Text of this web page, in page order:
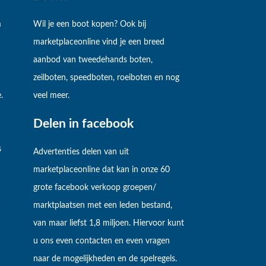
Wil je een boot kopen? Ook bij
marketplaceonline vind je een breed
aanbod van tweedehands boten,
zeilboten, speedboten, roeiboten en nog
veel meer.
Delen in facebook
Advertenties delen van uit
marketplaceonline dat kan in onze 60
grote facebook verkoop groepen/
marktplaatsen met een leden bestand,
van maar liefst 1,8 miljoen. Hiervoor kunt
u ons even contacten en even vragen
naar de mogelijkheden en de spelregels.